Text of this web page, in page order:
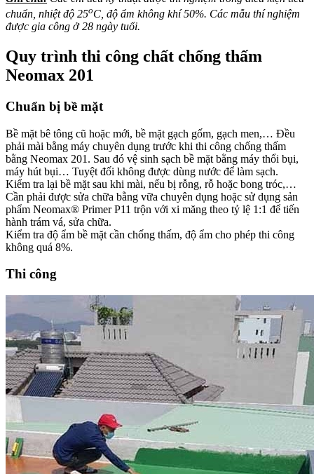
chuẩn, nhiệt độ 25oC, độ ẩm không khí 50%. Các mẫu thí nghiệm
được gia công ở 28 ngày tuổi.
Quy trình thi công chất chống thấm
Neomax 201
Chuẩn bị bề mặt
Bề mặt bê tông cũ hoặc mới, bề mặt gạch gốm, gạch men,… Đều
phải mài bằng máy chuyên dụng trước khi thi công chống thấm
bằng Neomax 201. Sau đó vệ sinh sạch bề mặt bằng máy thổi bụi,
máy hút bụi… Tuyệt đối không được dùng nước để làm sạch.
Kiểm tra lại bề mặt sau khi mài, nếu bị rỗng, rỗ hoặc bong tróc,…
Cần phải được sửa chữa bằng vữa chuyên dụng hoặc sử dụng sản
phẩm Neomax® Primer P11 trộn với xi măng theo tỷ lệ 1:1 để tiến
hành trám vá, sửa chữa.
Kiểm tra độ ẩm bề mặt cần chống thấm, độ ẩm cho phép thi công
không quá 8%.
Thi công